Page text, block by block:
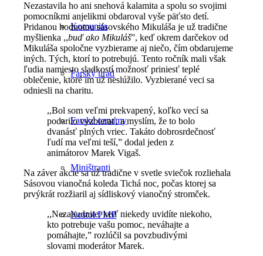
Komunita
Farský úrad
Farské oznamy
Miništranti
Kostol PMP
Nezastavila ho ani snehová kalamita a spolu so svojimi
pomocníkmi anjelikmi obdaroval vyše päťsto detí.
Pridanou hodnotou sásovského Mikuláša je už tradične
myšlienka ,,buď ako Mikuláš”, keď okrem darčekov od
Mikuláša spoločne vyzbierame aj niečo, čím obdarujeme
iných. Tých, ktorí to potrebujú. Tento ročník mali však
ľudia namiesto sladkostí možnosť priniesť teplé
oblečenie, ktoré im už neslúžilo. Vyzbierané veci sa
odniesli na charitu.
,,Bol som veľmi prekvapený, koľko vecí sa
podarilo vyzbierať, a myslím, že to bolo
dvanásť plných vriec. Takáto dobrosrdečnosť
ľudí ma veľmi teší,” dodal jeden z
animátorov Marek Vigaš.
Na záver akcie sa už tradične v svetle sviečok rozliehala
Sásovou vianočná koleda Tichá noc, počas ktorej sa
prvýkrát rozžiaril aj sídliskový vianočný stromček.
,,Nezabudnite: keď niekedy uvidíte niekoho,
kto potrebuje vašu pomoc, neváhajte a
pomáhajte,” rozlúčil sa povzbudivými
slovami moderátor Marek.